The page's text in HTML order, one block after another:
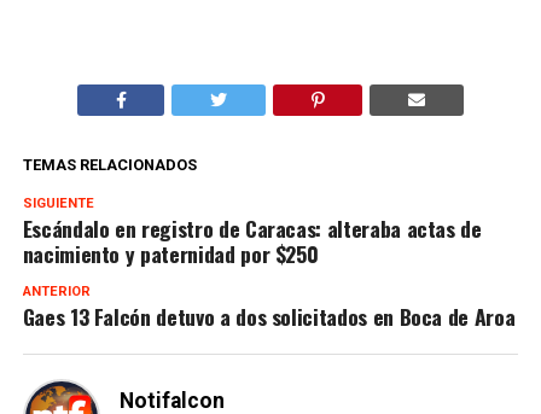
TEMAS RELACIONADOS
SIGUIENTE
Escándalo en registro de Caracas: alteraba actas de
nacimiento y paternidad por $250
ANTERIOR
Gaes 13 Falcón detuvo a dos solicitados en Boca de Aroa
Notifalcon